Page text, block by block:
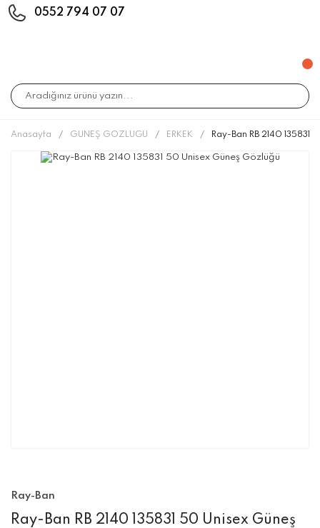
0552 794 07 07
Anasayfa GÜNEŞ GÖZLÜĞÜ ERKEK Ray-Ban RB 2140 135831
Ray-Ban
Ray-Ban RB 2140 135831 50 Unisex Güneş